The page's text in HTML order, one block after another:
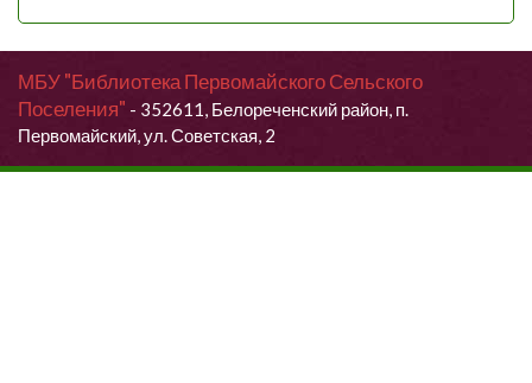
МБУ "Библиотека Первомайского Сельского
Поселения" - 352611, Белореченский район, п.
Первомайский, ул. Советская, 2